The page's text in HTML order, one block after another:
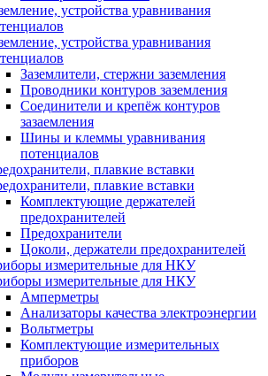
устройства уравнивания
устройства уравнивания
Заземлители, стержни заземления
Проводники контуров заземления
Соединители и крепёж контуров
зазаемления
Шины и клеммы уравнивания
потенциалов
плавкие вставки
плавкие вставки
Комплектующие держателей
предохранителей
Предохранители
Цоколи, держатели предохранителей
измерительные для НКУ
измерительные для НКУ
Амперметры
Анализаторы качества электроэнергии
Вольтметры
Комплектующие измерительных
приборов